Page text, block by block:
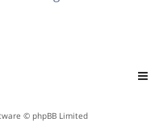
© phpBB Limited